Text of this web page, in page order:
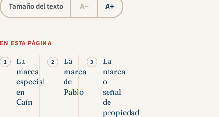
Tamaño del texto A− A+
EN ESTA PÁGINA
La
marca
especial
en
Caín
La
marca
de
Pablo
La
marca
o
señal
de
propiedad